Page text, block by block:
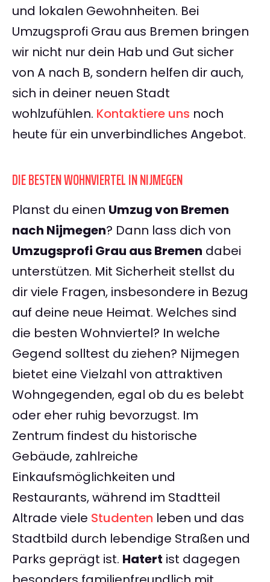
und lokalen Gewohnheiten. Bei
Umzugsprofi Grau aus Bremen bringen
wir nicht nur dein Hab und Gut sicher
von A nach B, sondern helfen dir auch,
sich in deiner neuen Stadt
wohlzufühlen. Kontaktiere uns noch
heute für ein unverbindliches Angebot.
DIE BESTEN WOHNVIERTEL IN NIJMEGEN
Planst du einen Umzug von Bremen
nach Nijmegen? Dann lass dich von
Umzugsprofi Grau aus Bremen dabei
unterstützen. Mit Sicherheit stellst du
dir viele Fragen, insbesondere in Bezug
auf deine neue Heimat. Welches sind
die besten Wohnviertel? In welche
Gegend solltest du ziehen? Nijmegen
bietet eine Vielzahl von attraktiven
Wohngegenden, egal ob du es belebt
oder eher ruhig bevorzugst. Im
Zentrum findest du historische
Gebäude, zahlreiche
Einkaufsmöglichkeiten und
Restaurants, während im Stadtteil
Altrade viele Studenten leben und das
Stadtbild durch lebendige Straßen und
Parks geprägt ist. Hatert ist dagegen